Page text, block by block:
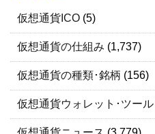
仮想通貨ICO (5)
仮想通貨の仕組み (1,737)
仮想通貨の種類･銘柄 (156)
仮想通貨ウォレット･ツール